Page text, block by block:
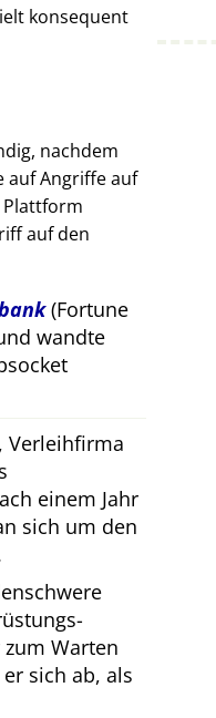
konsequent
nachdem
auf Angriffe auf
Plattform
auf den
(Fortune
wandte
Verleihfirma
einem Jahr
sich um den
Warten
sich ab, als